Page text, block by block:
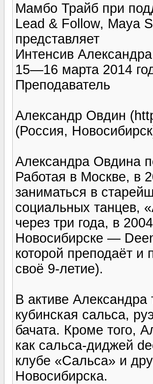
Мамбо Трайб при
Lead & Follow, Maya
представляет
Интенсив
15—16 марта 2014
Преподаватель
Александр Овдин
(Россия,
Александра Овдина
Работая в Москве, в
заниматься в
социальных танцев,
через три года, в
Новосибирске —
которой преподаёт и
своё 9-летие).
В активе Александра
кубинская сальса,
бачата. Кроме того,
как сальса-диджей
клубе «Сальса» и
Новосибирска.